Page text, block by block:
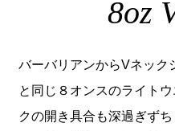
8oz
バーバリアンからVネック
と同じ８オンスのライト
クの開き具合も深過ぎず